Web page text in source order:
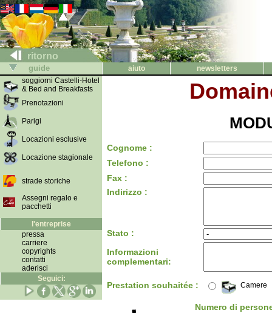
ritorno
guide aiuto
newsletters
soggiorni Castelli-Hotel
& Bed and Breakfasts
Prenotazioni
Parigi
Locazioni esclusive
Locazione stagionale
strade storiche
Assegni regalo e
pacchetti
l'entreprise
pressa
carriere
copyrights
contatti
aderisci
Seguici:
Cognome :
Telefono :
Fax :
Indirizzo :
Stato :
Informazioni
complementari:
Prestation souhaitée : Camere
Numero di